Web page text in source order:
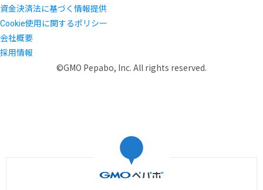
資金決済法に基づく情報提供
Cookie使用に関するポリシー
会社概要
採用情報
©GMO Pepabo, Inc. All rights reserved.